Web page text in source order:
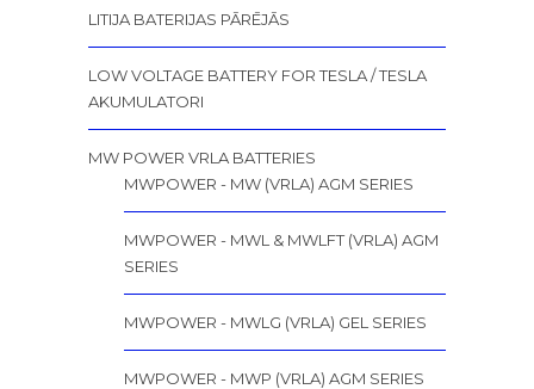
LITIJA BATERIJAS PĀRĒJĀS
LOW VOLTAGE BATTERY FOR TESLA / TESLA
AKUMULATORI
MW POWER VRLA BATTERIES
MWPOWER - MW (VRLA) AGM SERIES
MWPOWER - MWL & MWLFT (VRLA) AGM
SERIES
MWPOWER - MWLG (VRLA) GEL SERIES
MWPOWER - MWP (VRLA) AGM SERIES